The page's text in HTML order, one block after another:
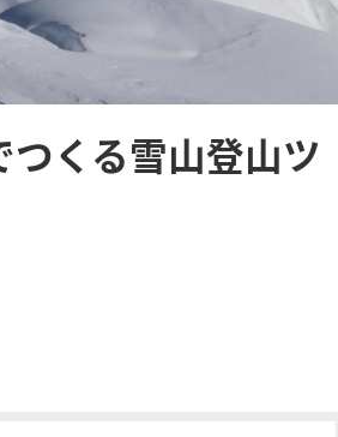
くる雪山登山ツ